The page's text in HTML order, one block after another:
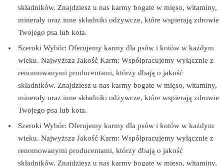
składników. Znajdziesz u nas karmy bogate w mięso, witaminy,
minerały oraz inne składniki odżywcze, które wspierają zdrowie
Twojego psa lub kota.
Szeroki Wybór: Oferujemy karmy dla psów i kotów w każdym
wieku. Najwyższa Jakość Karm: Współpracujemy wyłącznie z
renomowanymi producentami, którzy dbają o jakość
składników. Znajdziesz u nas karmy bogate w mięso, witaminy,
minerały oraz inne składniki odżywcze, które wspierają zdrowie
Twojego psa lub kota.
Szeroki Wybór: Oferujemy karmy dla psów i kotów w każdym
wieku. Najwyższa Jakość Karm: Współpracujemy wyłącznie z
renomowanymi producentami, którzy dbają o jakość
składników. Znajdziesz u nas karmy bogate w mięso, witaminy,